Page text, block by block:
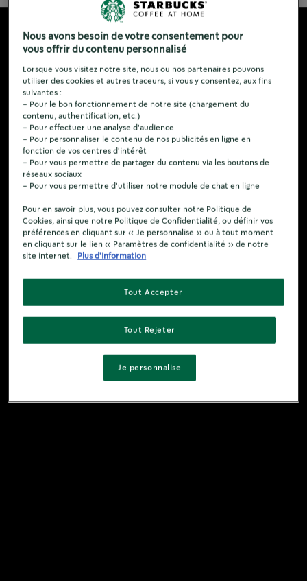
Nous avons besoin de votre consentement pour
vous offrir du contenu personnalisé
Lorsque vous visitez notre site, nous ou nos partenaires pouvons
utiliser des cookies et autres traceurs, si vous y consentez, aux fins
suivantes :
- Pour le bon fonctionnement de notre site (chargement du
contenu, authentification, etc.)
- Pour effectuer une analyse d'audience
- Pour personnaliser le contenu de nos publicités en ligne en
fonction de vos centres d'intérêt
- Pour vous permettre de partager du contenu via les boutons de
réseaux sociaux
- Pour vous permettre d'utiliser notre module de chat en ligne
Pour en savoir plus, vous pouvez consulter notre Politique de
Cookies, ainsi que notre Politique de Confidentialité, ou définir vos
préférences en cliquant sur « Je personnalise » ou à tout moment
en cliquant sur le lien « Paramètres de confidentialité » de notre
site internet.
Plus d'information
Tout Rejeter
Tout Accepter
Je personnalise